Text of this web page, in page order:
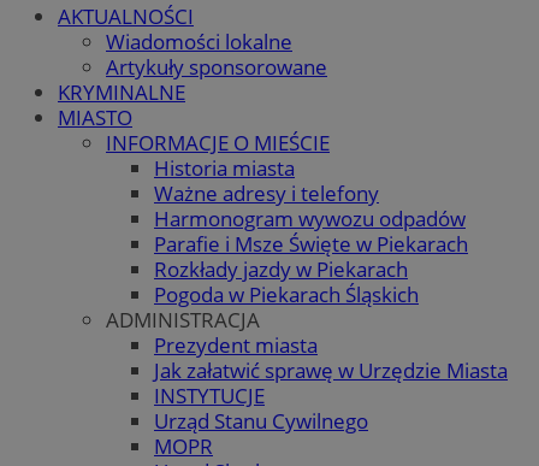
AKTUALNOŚCI
Wiadomości lokalne
Artykuły sponsorowane
KRYMINALNE
MIASTO
INFORMACJE O MIEŚCIE
Historia miasta
Ważne adresy i telefony
Harmonogram wywozu odpadów
Parafie i Msze Święte w Piekarach
Rozkłady jazdy w Piekarach
Pogoda w Piekarach Śląskich
ADMINISTRACJA
Prezydent miasta
Jak załatwić sprawę w Urzędzie Miasta
INSTYTUCJE
Urząd Stanu Cywilnego
MOPR